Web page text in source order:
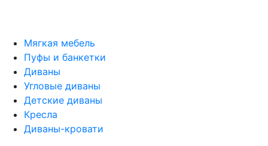
Мягкая мебель
Пуфы и банкетки
Диваны
Угловые диваны
Детские диваны
Кресла
Диваны-кровати